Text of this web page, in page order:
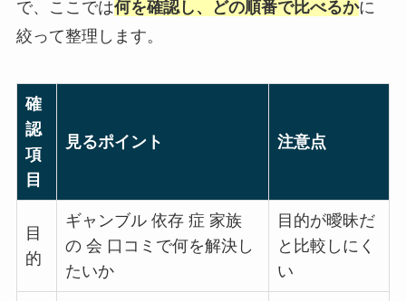
で、ここでは何を確認し、どの順番で比べるかに
絞って整理します。
確
認
項
目
見るポイント 注意点
目
的
ギャンブル 依存 症 家族
の 会 口コミで何を解決し
たいか
目的が曖昧だ
と比較しにく
い